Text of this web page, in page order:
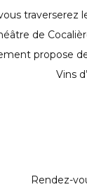
traverserez
de
propose
Vins
Rendez-